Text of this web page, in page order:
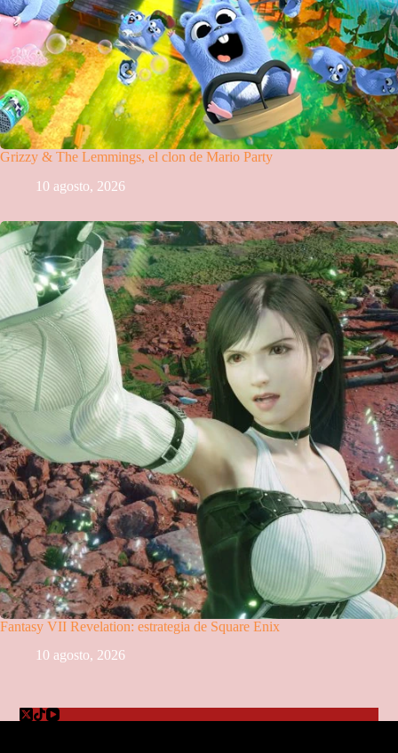
Grizzy & The Lemmings, el clon de Mario Party
10 agosto, 2026
Fantasy VII Revelation: estrategia de Square Enix
10 agosto, 2026